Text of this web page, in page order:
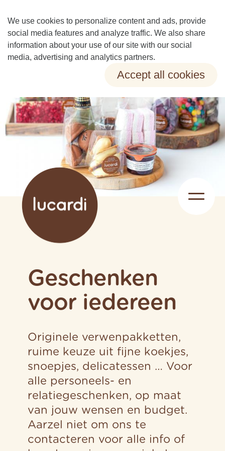
Geschenken
voor iedereen
Originele verwenpakketten,
ruime keuze uit fijne koekjes,
snoepjes, delicatessen … Voor
alle personeels- en
relatiegeschenken, op maat
van jouw wensen en budget.
Aarzel niet om ons te
contacteren voor alle info of
We use cookies to personalize content and ads, provide
social media features and analyze traffic. We also share
information about your use of our site with our social
media, advertising and analytics partners.
Change preferences
Accept all cookies